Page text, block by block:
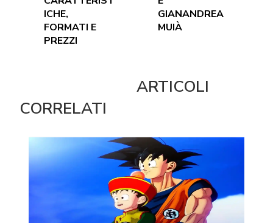
ICHE,
FORMATI E
PREZZI
GIANANDREA
MUIÀ
ARTICOLI
CORRELATI